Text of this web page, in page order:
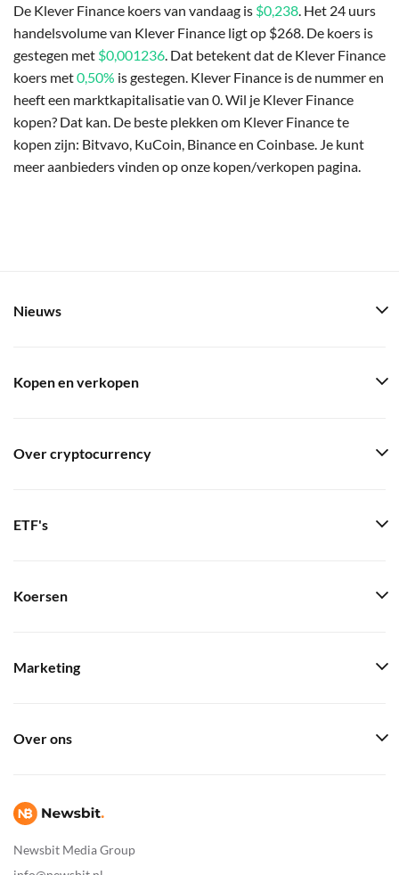
De Klever Finance koers van vandaag is $0,238. Het 24 uurs
handelsvolume van Klever Finance ligt op $268. De koers is
gestegen met $0,001236. Dat betekent dat de Klever Finance
koers met0,50% is gestegen. Klever Finance is de nummer en
heeft een marktkapitalisatie van 0. Wil je Klever Finance
kopen? Dat kan. De beste plekken om Klever Finance te
kopen zijn: Bitvavo, KuCoin, Binance en Coinbase. Je kunt
meer aanbieders vinden op onze kopen/verkopen pagina.
Newsbit Media Group
Nieuws
Kopen en verkopen
Over cryptocurrency
ETF's
Koersen
Marketing
Over ons